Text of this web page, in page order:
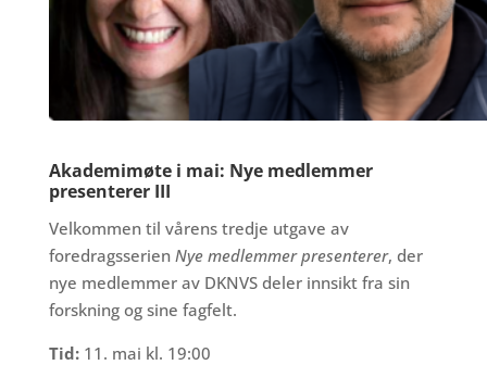
Akademimøte i mai: Nye medlemmer
presenterer III
Velkommen til vårens tredje utgave av
foredragsserien Nye medlemmer presenterer, der
nye medlemmer av DKNVS deler innsikt fra sin
forskning og sine fagfelt.
Tid:11. mai kl. 19:00